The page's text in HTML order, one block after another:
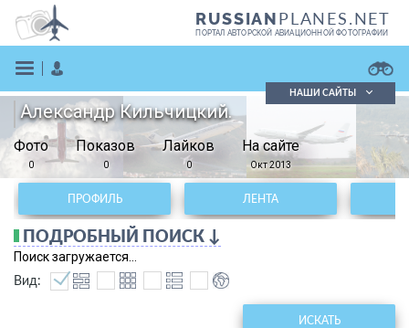
RUSSIANPLANES.NET
ПОРТАЛ АВТОРСКОЙ АВИАЦИОННОЙ ФОТОГРАФИИ
Поиск фотографий
Поиск в реестре
Подробно
НАШИ САЙТЫ
Александр Кильчицкий.
Фото
0
Показов
0
Лайков
0
На сайте
Окт 2013
ПРОФИЛЬ ЛЕНТА
ПОДРОБНЫЙ ПОИСК ↓
Поиск загружается...
Вид:
ИСКАТЬ